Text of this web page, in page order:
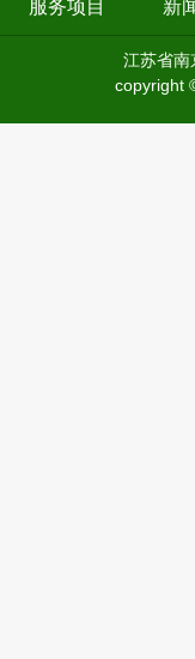
服务项目 新
江苏省
copyright